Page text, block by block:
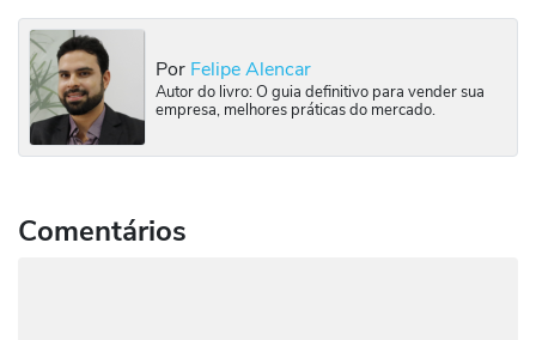
Por Felipe Alencar
Autor do livro: O guia definitivo para vender sua
empresa, melhores práticas do mercado.
Comentários